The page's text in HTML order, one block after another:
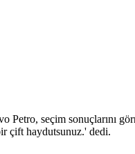
seçim sonuçlarını
çift haydutsunuz.' dedi.